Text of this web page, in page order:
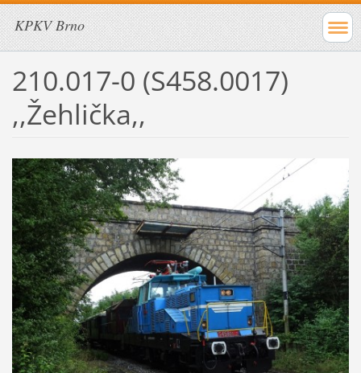
KPKV Brno
210.017-0 (S458.0017)
,,Žehlička,,